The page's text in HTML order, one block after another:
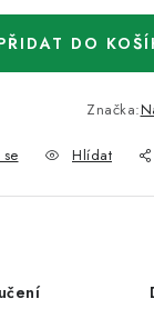
DO
Značka:
Hlídat